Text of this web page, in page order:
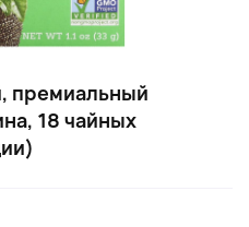
премиальный
18 чайных